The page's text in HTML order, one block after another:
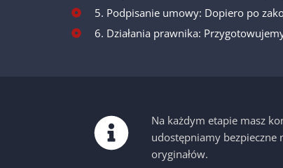
5. Podpisanie umowy: Dopiero po
6. Działania prawnika:
Na każdym etapie masz
udostępniamy bezpieczne
oryginałów.